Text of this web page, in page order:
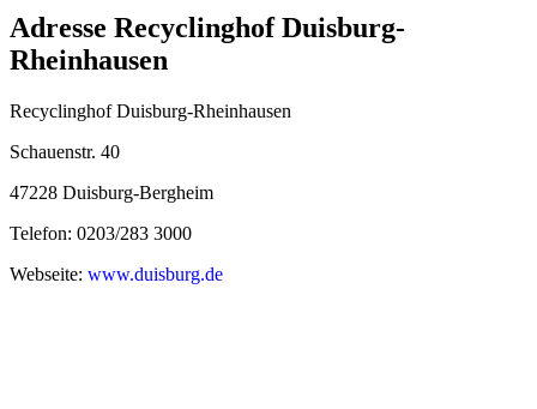
Adresse Recyclinghof Duisburg-
Rheinhausen
Recyclinghof Duisburg-Rheinhausen
Schauenstr. 40
47228 Duisburg-Bergheim
Telefon: 0203/283 3000
Webseite: www.duisburg.de